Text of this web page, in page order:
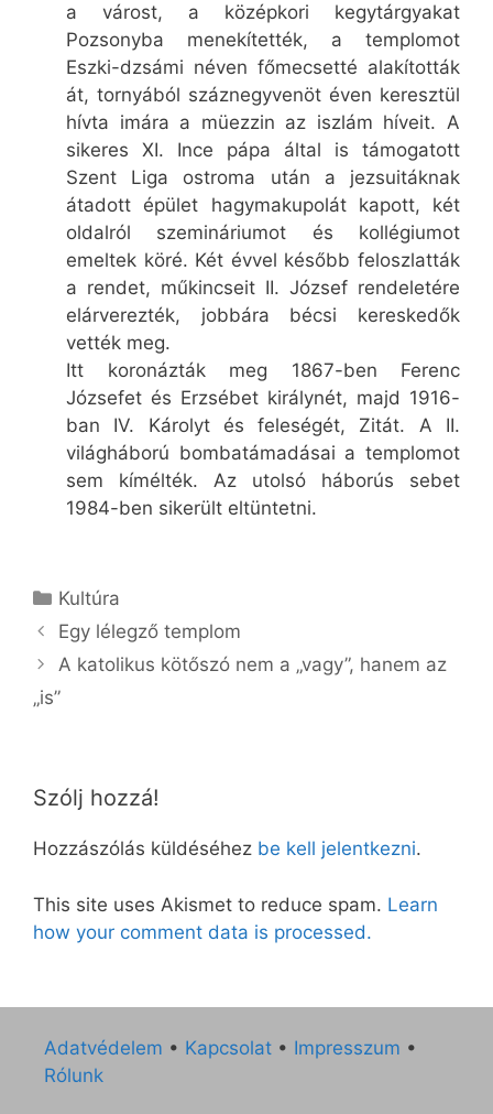
a várost, a középkori kegytárgyakat
Pozsonyba menekítették, a templomot
Eszki-dzsámi néven főmecsetté alakították
át, tornyából száznegyvenöt éven keresztül
hívta imára a müezzin az iszlám híveit. A
sikeres XI. Ince pápa által is támogatott
Szent Liga ostroma után a jezsuitáknak
átadott épület hagymakupolát kapott, két
oldalról szemináriumot és kollégiumot
emeltek köré. Két évvel később feloszlatták
a rendet, műkincseit II. József rendeletére
elárverezték, jobbára bécsi kereskedők
vették meg.
Itt koronázták meg 1867-ben Ferenc
Józsefet és Erzsébet királynét, majd 1916-
ban IV. Károlyt és feleségét, Zitát. A II.
világháború bombatámadásai a templomot
sem kímélték. Az utolsó háborús sebet
1984-ben sikerült eltüntetni.
Kategória
Kultúra
Egy lélegző templom
A katolikus kötőszó nem a „vagy”, hanem az
„is”
Szólj hozzá!
Hozzászólás küldéséhez be kell jelentkezni.
This site uses Akismet to reduce spam. Learn
how your comment data is processed.
Adatvédelem • Kapcsolat • Impresszum •
Rólunk